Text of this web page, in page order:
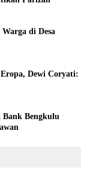
di Desa
Dewi Coryati:
Bengkulu